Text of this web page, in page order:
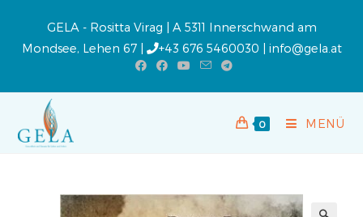
GELA - Rositta Virag | A 5311 Innerschwand am
Mondsee, Lehen 67 |
+43 676 5460030 | info@gela.at
0 MENÜ